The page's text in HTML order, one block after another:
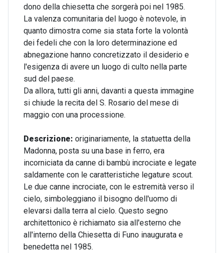
dono della chiesetta che sorgerà poi nel 1985.
La valenza comunitaria del luogo è notevole, in
quanto dimostra come sia stata forte la volontà
dei fedeli che con la loro determinazione ed
abnegazione hanno concretizzato il desiderio e
l'esigenza di avere un luogo di culto nella parte
sud del paese.
Da allora, tutti gli anni, davanti a questa immagine
si chiude la recita del S. Rosario del mese di
maggio con una processione.
Descrizione: originariamente, la statuetta della
Madonna, posta su una base in ferro, era
incorniciata da canne di bambù incrociate e legate
saldamente con le caratteristiche legature scout.
Le due canne incrociate, con le estremità verso il
cielo, simboleggiano il bisogno dell'uomo di
elevarsi dalla terra al cielo. Questo segno
architettonico è richiamato sia all'esterno che
all'interno della Chiesetta di Funo inaugurata e
benedetta nel 1985.